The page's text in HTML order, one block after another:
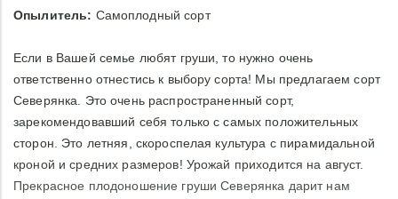
Опылитель: Самоплодный сорт
Если в Вашей семье любят груши, то нужно очень
ответственно отнестись к выбору сорта! Мы предлагаем сорт
Северянка. Это очень распространенный сорт,
зарекомендовавший себя только с самых положительных
сторон. Это летняя, скороспелая культура с пирамидальной
кроной и средних размеров! Урожай приходится на август.
Прекрасное плодоношение груши Северянка дарит нам